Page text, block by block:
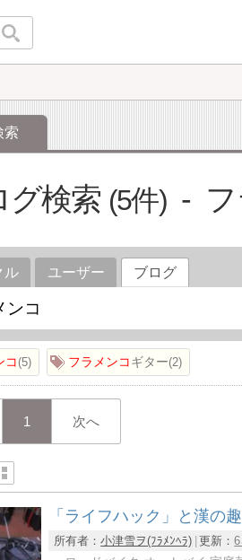
索
グ検索 5
ル ユーザー ブログ
コ 5 フラメンコギター 2
1 次へ
「ライフハック」と漢の
所有者：小津雪ヲ(ﾌﾗﾒﾝﾍﾗ) 更新：